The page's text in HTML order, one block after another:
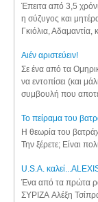
Έπειτα από 3,5
η σύζυγος και
Γκιόλια,
Aιέν αριστεύειν!
Σε ένα από τα
να εντοπίσει (και
συμβουλή που
Το πείραμα του
Η θεωρία του
Την ξέρετε; Είναι
U.S.A.
Ένα από τα πρώτα
ΣΥΡΙΖΑ Αλέξη